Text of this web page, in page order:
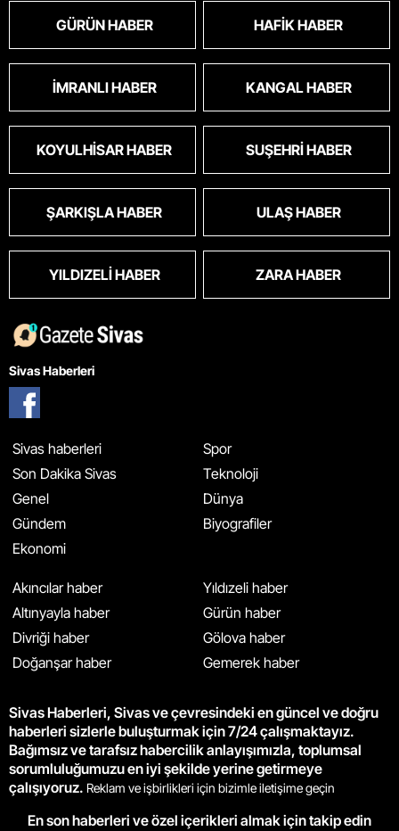
GÜRÜN HABER HAFIK HABER
İMRANLI HABER KANGAL HABER
KOYULHISAR HABER SUŞEHRI HABER
ŞARKIŞLA HABER ULAŞ HABER
YILDIZELI HABER ZARA HABER
Sivas Haberleri
Sivas haberleri
Son Dakika Sivas
Genel
Gündem
Ekonomi
Spor
Teknoloji
Dünya
Biyografiler
Akıncılar haber
Altınyayla haber
Divriği haber
Doğanşar haber
Yıldızeli haber
Gürün haber
Gölova haber
Gemerek haber
Sivas Haberleri, Sivas ve çevresindeki en güncel ve doğru
haberleri sizlerle buluşturmak için 7/24 çalışmaktayız.
Bağımsız ve tarafsız habercilik anlayışımızla, toplumsal
sorumluluğumuzu en iyi şekilde yerine getirmeye
çalışıyoruz. Reklam ve işbirlikleri için bizimle iletişime geçin
En son haberleri ve özel içerikleri almak için takip edin